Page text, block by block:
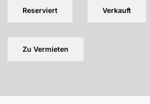
Reserviert Verkauft
Zu Vermieten